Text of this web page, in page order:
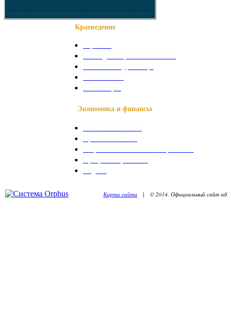
--------------------------------------------------------
Краеведение
Экономика и финансы
Карта сайта | © 2014. Официальный сайт